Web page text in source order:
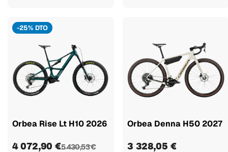
-25% DTO
Orbea Rise Lt H10 2026
4 072,90 €5 430,53 €
Orbea Denna H50 2027
3 328,05 €